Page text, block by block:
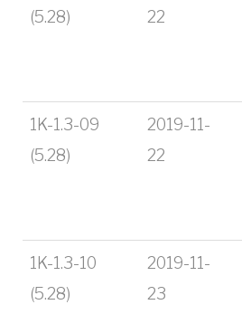
(5.28)
22
1K-1.3-09
(5.28)
2019-11-
22
1K-1.3-10
(5.28)
2019-11-
23